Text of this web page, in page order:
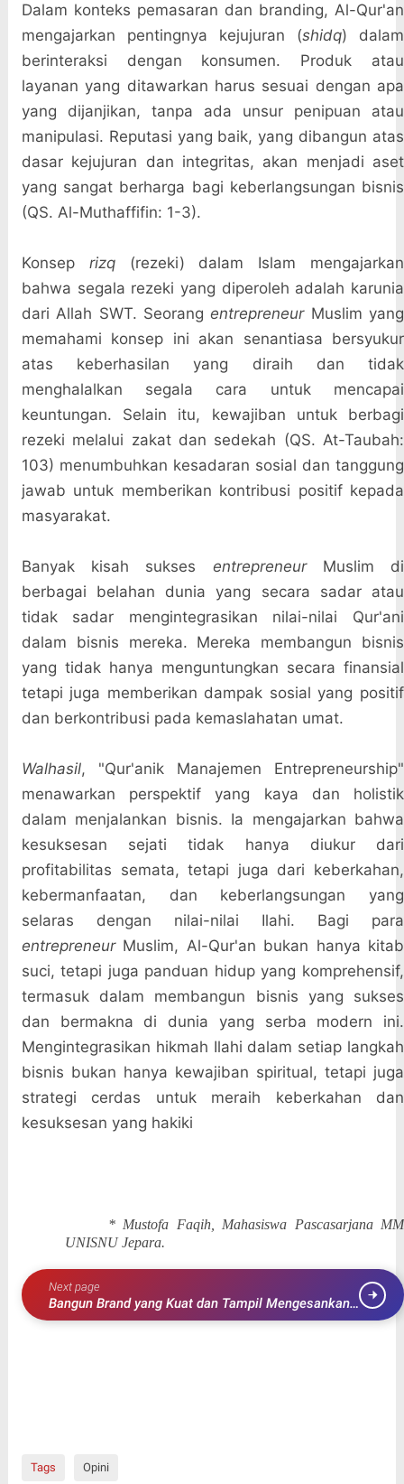
Dalam konteks pemasaran dan branding, Al-Qur'an
mengajarkan pentingnya kejujuran (shidq) dalam
berinteraksi dengan konsumen. Produk atau
layanan yang ditawarkan harus sesuai dengan apa
yang dijanjikan, tanpa ada unsur penipuan atau
manipulasi. Reputasi yang baik, yang dibangun atas
dasar kejujuran dan integritas, akan menjadi aset
yang sangat berharga bagi keberlangsungan bisnis
(QS. Al-Muthaffifin: 1-3).
Konsep rizq(rezeki) dalam Islam mengajarkan
bahwa segala rezeki yang diperoleh adalah karunia
dari Allah SWT. SeorangentrepreneurMuslim yang
memahami konsep ini akan senantiasa bersyukur
atas keberhasilan yang diraih dan tidak
menghalalkan segala cara untuk mencapai
keuntungan. Selain itu, kewajiban untuk berbagi
rezeki melalui zakat dan sedekah (QS. At-Taubah:
103) menumbuhkan kesadaran sosial dan tanggung
jawab untuk memberikan kontribusi positif kepada
masyarakat.
Banyak kisah sukses entrepreneurMuslim di
berbagai belahan dunia yang secara sadar atau
tidak sadar mengintegrasikan nilai-nilai Qur'ani
dalam bisnis mereka. Mereka membangun bisnis
yang tidak hanya menguntungkan secara finansial
tetapi juga memberikan dampak sosial yang positif
dan berkontribusi pada kemaslahatan umat.
Walhasil, "Qur'anik Manajemen Entrepreneurship"
menawarkan perspektif yang kaya dan holistik
dalam menjalankan bisnis. Ia mengajarkan bahwa
kesuksesan sejati tidak hanya diukur dari
profitabilitas semata, tetapi juga dari keberkahan,
kebermanfaatan, dan keberlangsungan yang
selaras dengan nilai-nilai Ilahi. Bagi para
entrepreneurMuslim, Al-Qur'an bukan hanya kitab
suci, tetapi juga panduan hidup yang komprehensif,
termasuk dalam membangun bisnis yang sukses
dan bermakna di dunia yang serba modern ini.
Mengintegrasikan hikmah Ilahi dalam setiap langkah
bisnis bukan hanya kewajiban spiritual, tetapi juga
strategi cerdas untuk meraih keberkahan dan
kesuksesan yang hakiki
* Mustofa Faqih, Mahasiswa Pascasarjana MM
UNISNU Jepara.
Next page
Bangun Brand yang Kuat dan Tampil Mengesankan
di Pameran? Begini Cara Profesional di Jakarta
Tags Opini